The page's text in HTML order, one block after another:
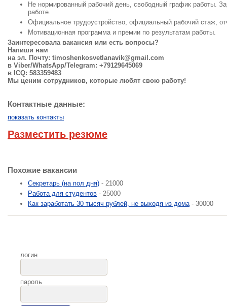
Не нормированный рабочий день, свободный график работы.
работе.
Официальное трудоустройство, официальный рабочий стаж,
Мотивационная программа и премии по результатам работы.
Заинтересовала вакансия или есть вопросы?
Напиши нам
на эл. Почту: timoshenkosvetlanavik@gmail.com
в Viber/WhatsApp/Telegram: +79129645069
в ICQ: 583359483
Мы ценим сотрудников, которые любят свою работу!
Контактные данные:
показать контакты
Разместить резюме
Похожие вакансии
Секретарь (на пол дня) - 21000
Работа для студентов - 25000
Как заработать 30 тысяч рублей, не выходя из дома- 30000
логин
пароль